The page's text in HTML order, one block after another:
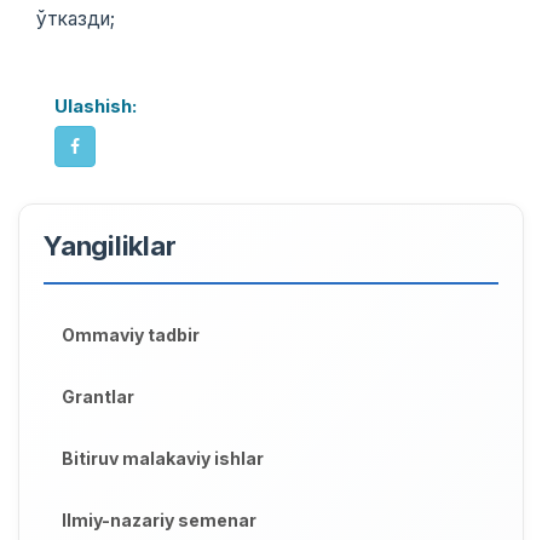
ўтказди;
Ulashish:
Yangiliklar
Ommaviy tadbir
Grantlar
Bitiruv malakaviy ishlar
Ilmiy-nazariy semenar